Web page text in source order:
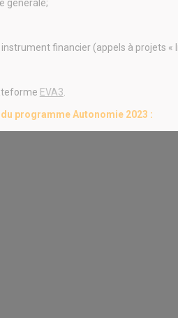
générale;
instrument financier (appels à projets «
EVA3
programme Autonomie 2023 :